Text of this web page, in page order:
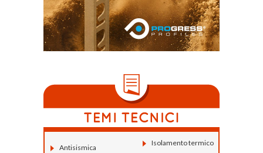
Antisismica
Isolamento termico